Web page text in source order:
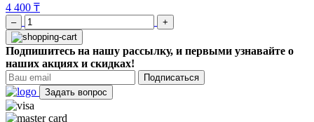
4 400 ₸
– +
Подпишитесь на нашу рассылку, и первыми узнавайте о
наших акциях и скидках!
Подписаться
Задать вопрос